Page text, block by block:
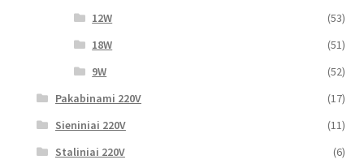
12W
(53)
18W
(51)
9W
(52)
Pakabinami 220V
(17)
Sieniniai 220V
(11)
Staliniai 220V
(6)